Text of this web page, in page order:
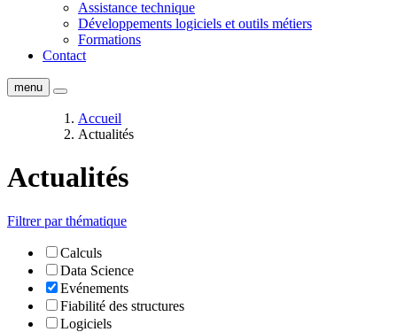
Assistance technique
Développements logiciels et outils métiers
Formations
Contact
menu
Accueil
Actualités
Actualités
Filtrer par thématique
Calculs
Data Science
Evénements
Fiabilité des structures
Logiciels